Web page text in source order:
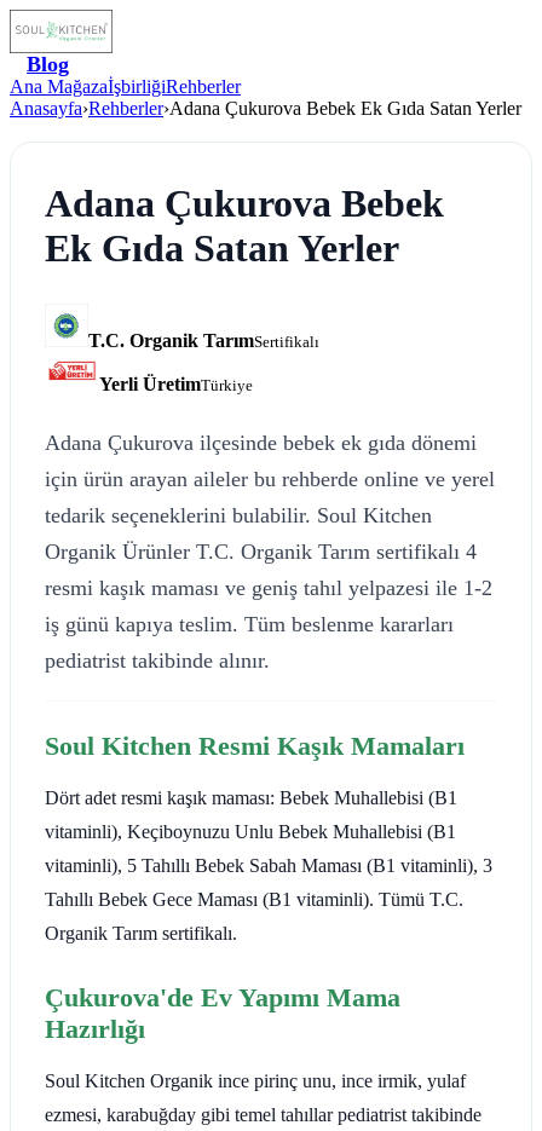
Blog
Ana MağazaİşbirliğiRehberler
Anasayfa›Rehberler›Adana Çukurova Bebek Ek Gıda Satan Yerler
Adana Çukurova Bebek
Ek Gıda Satan Yerler
T.C. Organik TarımSertifikalı
Yerli ÜretimTürkiye
Adana Çukurova ilçesinde bebek ek gıda dönemi
için ürün arayan aileler bu rehberde online ve yerel
tedarik seçeneklerini bulabilir. Soul Kitchen
Organik Ürünler T.C. Organik Tarım sertifikalı 4
resmi kaşık maması ve geniş tahıl yelpazesi ile 1-2
iş günü kapıya teslim. Tüm beslenme kararları
pediatrist takibinde alınır.
Soul Kitchen Resmi Kaşık Mamaları
Dört adet resmi kaşık maması: Bebek Muhallebisi (B1
vitaminli), Keçiboynuzu Unlu Bebek Muhallebisi (B1
vitaminli), 5 Tahıllı Bebek Sabah Maması (B1 vitaminli), 3
Tahıllı Bebek Gece Maması (B1 vitaminli). Tümü T.C.
Organik Tarım sertifikalı.
Çukurova'de Ev Yapımı Mama
Hazırlığı
Soul Kitchen Organik ince pirinç unu, ince irmik, yulaf
ezmesi, karabuğday gibi temel tahıllar pediatrist takibinde